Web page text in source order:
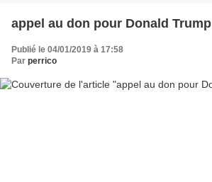
appel au don pour Donald Trump
Publié le 04/01/2019 à 17:58
Par perrico